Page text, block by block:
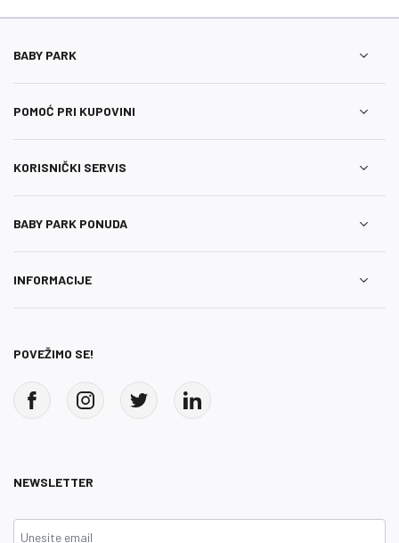
BABY PARK
POMOĆ PRI KUPOVINI
KORISNIČKI SERVIS
BABY PARK PONUDA
INFORMACIJE
POVEŽIMO SE!
NEWSLETTER